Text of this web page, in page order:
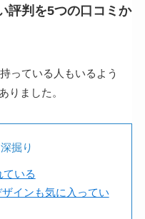
評判を5つの口コミか
っている人もいるよう
りました。
掘り
いる
インも気に入ってい